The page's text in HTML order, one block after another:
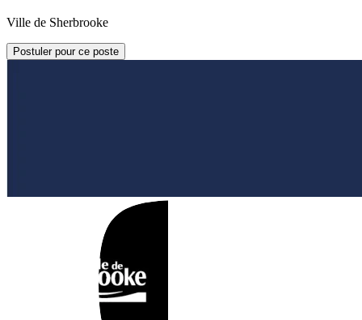
Ville de Sherbrooke
Postuler pour ce poste